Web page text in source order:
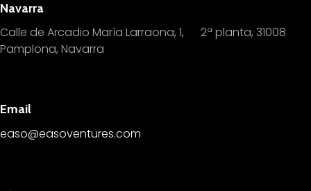
Navarra
Calle de Arcadio María Larraona, 1, 2ª planta, 31008
Pamplona, Navarra
Email
easo@easoventures.com